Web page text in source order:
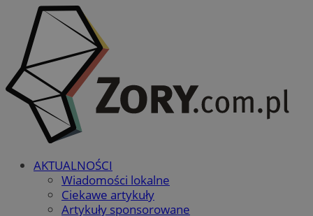
AKTUALNOŚCI
Wiadomości lokalne
Ciekawe artykuły
Artykuły sponsorowane